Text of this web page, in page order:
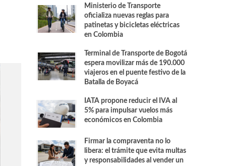
Ministerio de Transporte
oficializa nuevas reglas para
patinetas y bicicletas eléctricas
en Colombia
Terminal de Transporte de Bogotá
espera movilizar más de 190.000
viajeros en el puente festivo de la
Batalla de Boyacá
IATA propone reducir el IVA al
5% para impulsar vuelos más
económicos en Colombia
Firmar la compraventa no lo
libera: el trámite que evita multas
y responsabilidades al vender un